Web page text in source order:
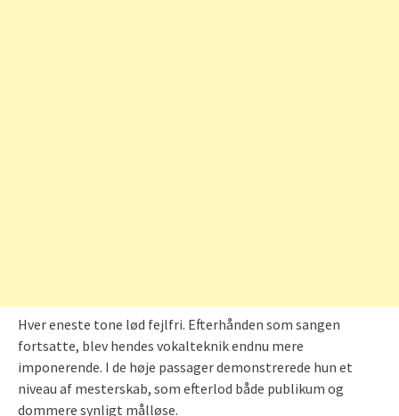
Hver eneste tone lød fejlfri. Efterhånden som sangen
fortsatte, blev hendes vokalteknik endnu mere
imponerende. I de høje passager demonstrerede hun et
niveau af mesterskab, som efterlod både publikum og
dommere synligt målløse.